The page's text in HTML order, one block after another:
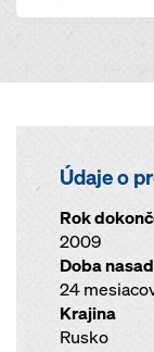
Údaje o
Rok
2009
Doba
24
Krajina
Rusko